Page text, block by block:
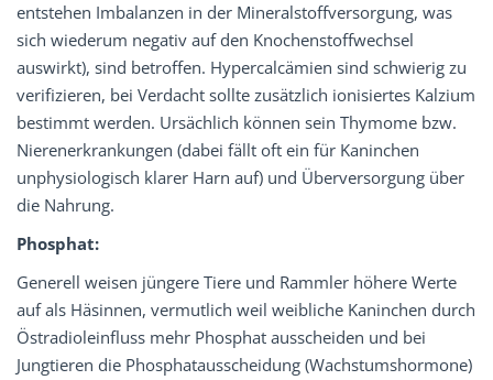
entstehen Imbalanzen in der Mineralstoffversorgung, was
sich wiederum negativ auf den Knochenstoffwechsel
auswirkt), sind betroffen. Hypercalcämien sind schwierig zu
verifizieren, bei Verdacht sollte zusätzlich ionisiertes Kalzium
bestimmt werden. Ursächlich können sein Thymome bzw.
Nierenerkrankungen (dabei fällt oft ein für Kaninchen
unphysiologisch klarer Harn auf) und Überversorgung über
die Nahrung.
Phosphat:
Generell weisen jüngere Tiere und Rammler höhere Werte
auf als Häsinnen, vermutlich weil weibliche Kaninchen durch
Östradioleinfluss mehr Phosphat ausscheiden und bei
Jungtieren die Phosphatausscheidung (Wachstumshormone)